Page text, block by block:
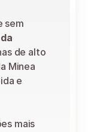
sem
de alto
Minea
e
mais